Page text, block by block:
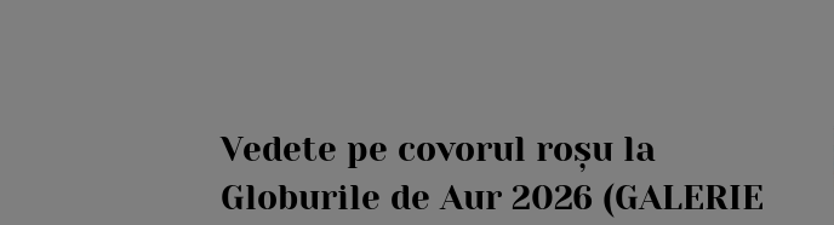
Vedete pe covorul roșu la
Globurile de Aur 2026 (GALERIE